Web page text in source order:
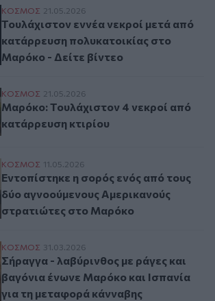
Τουλάχιστον εννέα νεκροί μετά από
ΚΟΣΜΟΣ 21.05.2026
Τουλάχιστον εννέα νεκροί μετά από
κατάρρευση πολυκατοικίας στο
Μαρόκο - Δείτε βίντεο
Μαρόκο: Τουλάχιστον 4 νεκροί από
ΚΟΣΜΟΣ 21.05.2026
Μαρόκο: Τουλάχιστον 4 νεκροί από
κατάρρευση κτιρίου
Εντοπίστηκε η σορός ενός από τους
ΚΟΣΜΟΣ 11.05.2026
Εντοπίστηκε η σορός ενός από τους
δύο αγνοούμενους Αμερικανούς
στρατιώτες στο Μαρόκο
Σήραγγα - λαβύρινθος με ράγες και
ΚΟΣΜΟΣ 31.03.2026
Σήραγγα - λαβύρινθος με ράγες και
βαγόνια ένωνε Μαρόκο και Ισπανία
για τη μεταφορά κάνναβης